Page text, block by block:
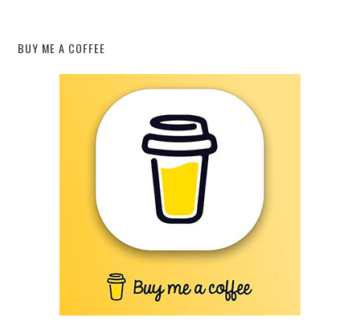
BUY ME A COFFEE